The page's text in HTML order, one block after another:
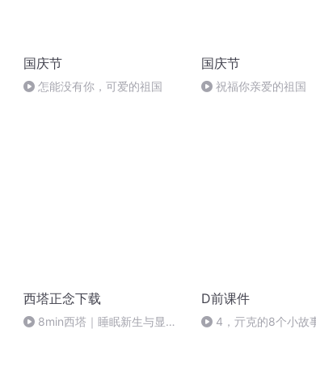
国庆节
怎能没有你，可爱的祖国
国庆节
祝福你亲爱的祖国
西塔正念下载
8min西塔｜睡眠新生与显化
D前课件
4，亓克的8个小故